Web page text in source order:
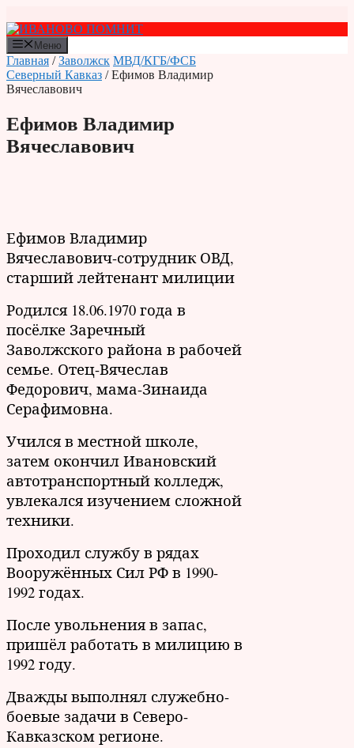
к
содержимому
Меню
Главная /Заволжск МВД/КГБ/ФСБ
Северный Кавказ / Ефимов Владимир
Вячеславович
Ефимов Владимир
Вячеславович
Ефимов Владимир
Вячеславович-сотрудник ОВД,
старший лейтенант милиции
Родился 18.06.1970 года в
посёлке Заречный
Заволжского района в рабочей
семье. Отец-Вячеслав
Федорович, мама-Зинаида
Серафимовна.
Учился в местной школе,
затем окончил Ивановский
автотранспортный колледж,
увлекался изучением сложной
техники.
Проходил службу в рядах
Вооружённых Сил РФ в 1990-
1992 годах.
После увольнения в запас,
пришёл работать в милицию в
1992 году.
Дважды выполнял служебно-
боевые задачи в Северо-
Кавказском регионе.